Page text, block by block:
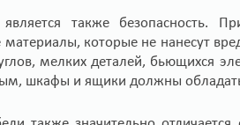
также безопасность.
материалы, которые не нанесут
мелких деталей, бьющихся
шкафы и ящики должны